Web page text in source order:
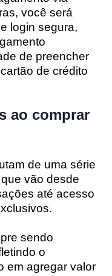
você será
login segura,
de preencher
de crédito
ao comprar
de uma série
vão desde
até acesso
sendo
o
em agregar valor